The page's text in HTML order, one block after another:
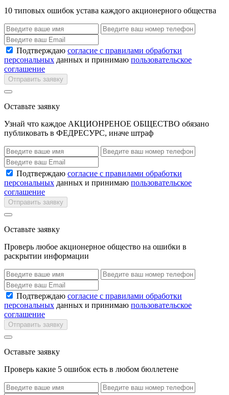
10 типовых ошибок устава каждого акционерного общества
Подтверждаю согласие с правилами обработки
персональных данных и принимаю пользовательское
соглашение
Отправить заявку
Оставьте заявку
Узнай что каждое АКЦИОНРЕНОЕ ОБЩЕСТВО обязано
публиковать в ФЕДРЕСУРС, иначе штраф
Подтверждаю согласие с правилами обработки
персональных данных и принимаю пользовательское
соглашение
Отправить заявку
Оставьте заявку
Проверь любое акционерное общество на ошибки в
раскрытии информации
Подтверждаю согласие с правилами обработки
персональных данных и принимаю пользовательское
соглашение
Отправить заявку
Оставьте заявку
Проверь какие 5 ошибок есть в любом бюллетене